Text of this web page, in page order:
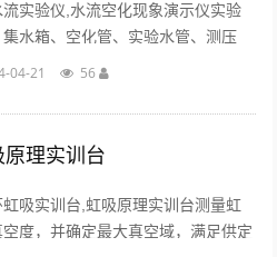
流实验仪,水流空化现象演示仪实验
集水箱、空化管、实验水管、测压
量水箱、刻度标尺、秒表、水泵、回
04-21 56
原理实训台
虹吸实训台,虹吸原理实训台测量虹
空度，并确定最大真空域，满足供定